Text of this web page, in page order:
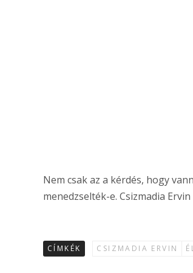
Nem csak az a kérdés, hogy
menedzselték-e. Csizmadia
CÍMKÉK CSIZMADIA ERVIN